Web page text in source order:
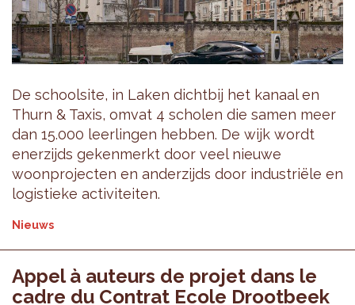
De schoolsite, in Laken dichtbij het kanaal en
Thurn & Taxis, omvat 4 scholen die samen meer
dan 15.000 leerlingen hebben. De wijk wordt
enerzijds gekenmerkt door veel nieuwe
woonprojecten en anderzijds door industriële en
logistieke activiteiten.
Nieuws
Appel à auteurs de projet dans le
cadre du Contrat Ecole Drootbeek